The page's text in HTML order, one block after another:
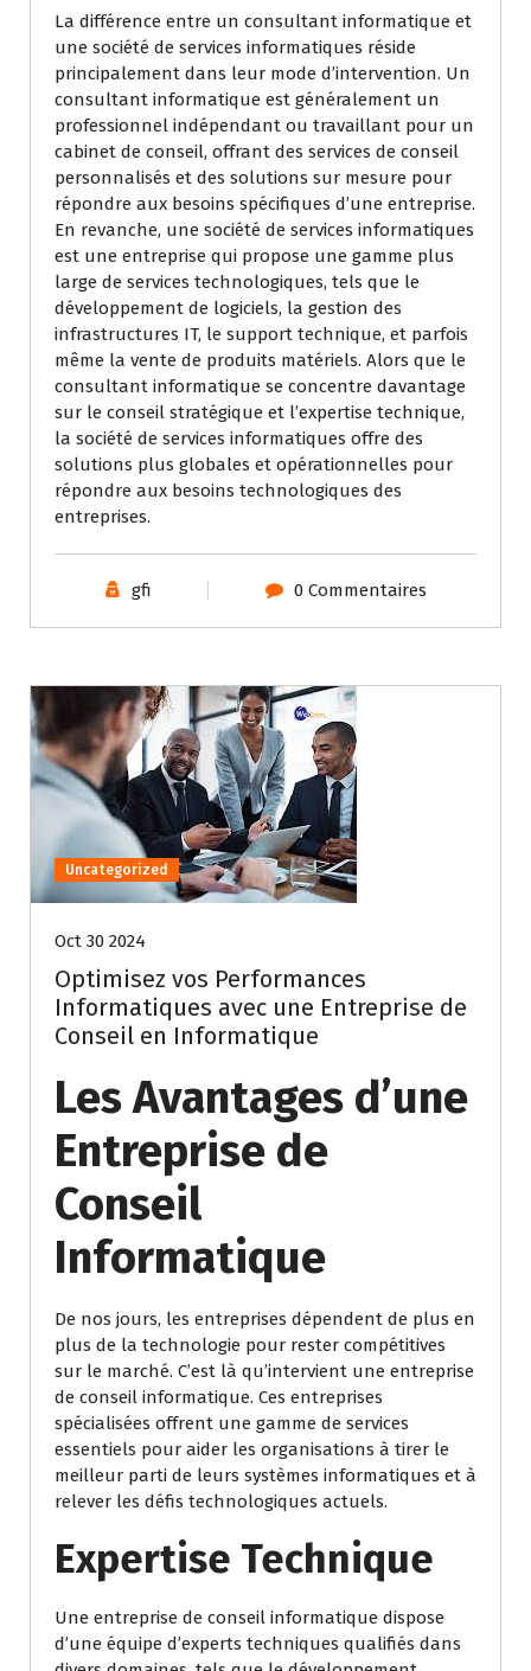
La différence entre un consultant informatique et
une société de services informatiques réside
principalement dans leur mode d’intervention. Un
consultant informatique est généralement un
professionnel indépendant ou travaillant pour un
cabinet de conseil, offrant des services de conseil
personnalisés et des solutions sur mesure pour
répondre aux besoins spécifiques d’une entreprise.
En revanche, une société de services informatiques
est une entreprise qui propose une gamme plus
large de services technologiques, tels que le
développement de logiciels, la gestion des
infrastructures IT, le support technique, et parfois
même la vente de produits matériels. Alors que le
consultant informatique se concentre davantage
sur le conseil stratégique et l’expertise technique,
la société de services informatiques offre des
solutions plus globales et opérationnelles pour
répondre aux besoins technologiques des
entreprises.
gfi 0 Commentaires
Uncategorized
Oct 30 2024
Optimisez vos Performances
Informatiques avec une Entreprise de
Conseil en Informatique
Les Avantages d’une
Entreprise de
Conseil
Informatique
De nos jours, les entreprises dépendent de plus en
plus de la technologie pour rester compétitives
sur le marché. C’est là qu’intervient une entreprise
de conseil informatique. Ces entreprises
spécialisées offrent une gamme de services
essentiels pour aider les organisations à tirer le
meilleur parti de leurs systèmes informatiques et à
relever les défis technologiques actuels.
Expertise Technique
Une entreprise de conseil informatique dispose
d’une équipe d’experts techniques qualifiés dans